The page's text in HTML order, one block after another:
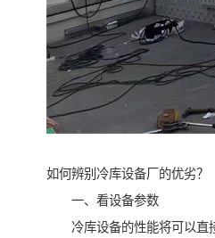
如何辨别冷库设备厂的优劣？
一、看设备参数
冷库设备的性能将可以直